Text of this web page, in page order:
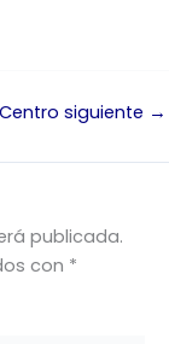
Centro siguiente →
publicada.
con *